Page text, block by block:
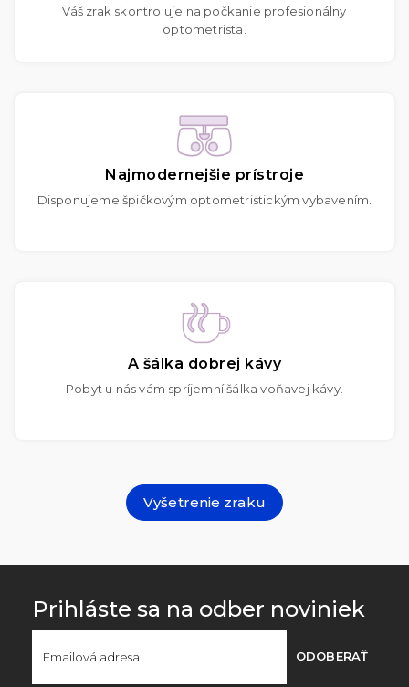
Váš zrak skontroluje na počkanie profesionálny
optometrista.
Najmodernejšie prístroje
Disponujeme špičkovým optometristickým vybavením.
A šálka dobrej kávy
Pobyt u nás vám spríjemní šálka voňavej kávy.
Vyšetrenie zraku
Prihláste sa na odber noviniek
ODOBERAŤ